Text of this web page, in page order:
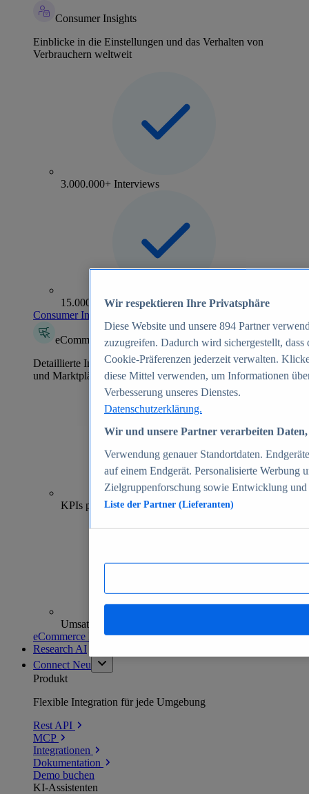
Consumer Insights
Einblicke in die Einstellungen und das Verhalten von
Verbrauchern weltweit
3.000.000+ Interviews
15.000+ Marken
Consumer Insights entdecken
eCommerce Insights
Detaillierte Informationen zu mehr als 39.000 Online-Shops
und Marktplätzen
70+
KPIs pro Shop
Umsatzanalysen und -prognosen
eCommerce Insights entdecken
Research AI
Connect Neu
Produkt
Flexible Integration für jede Umgebung
Rest API
MCP
Integrationen
Dokumentation
Demo buchen
KI-Assistenten
Wir respektieren Ihre Privatsphäre
Diese Website und unsere 894 Partner
zuzugreifen. Dadurch wird sichergestellt,
Cookie-Präferenzen jederzeit verwalten.
diese Mittel verwenden, um Informationen
Verbesserung unseres Dienstes.
Datenschutzerklärung.
Wir und unsere Partner verarbeiten
Verwendung genauer Standortdaten.
auf einem Endgerät. Personalisierte Werbung
Zielgruppenforschung sowie Entwicklung
Liste der Partner (Lieferanten)